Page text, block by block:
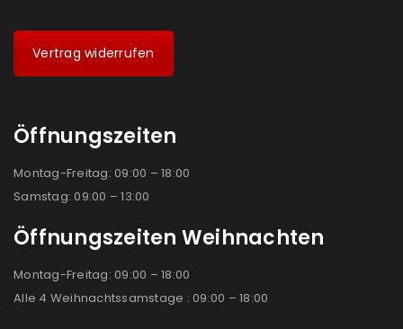
Vertrag widerrufen
Öffnungszeiten
Montag-Freitag: 09:00 – 18:00
Samstag: 09:00 – 13:00
Öffnungszeiten Weihnachten
Montag-Freitag: 09:00 – 18:00
Alle 4 Weihnachtssamstage : 09:00 – 18:00